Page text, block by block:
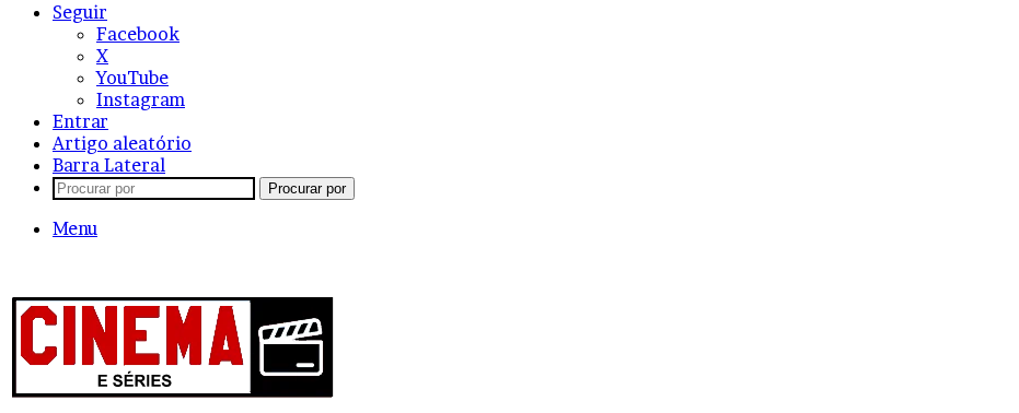
Seguir
Facebook
X
YouTube
Instagram
Entrar
Artigo aleatório
Barra Lateral
Procurar por
Menu